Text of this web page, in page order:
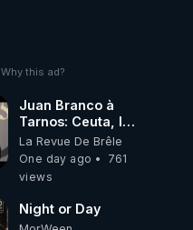
Why this ad?
Juan Branco à
Tarnos: Ceuta, le
narcotrafic et le
pouvoir en France
La Revue De Brêle
One day ago
761
views
Night or Day